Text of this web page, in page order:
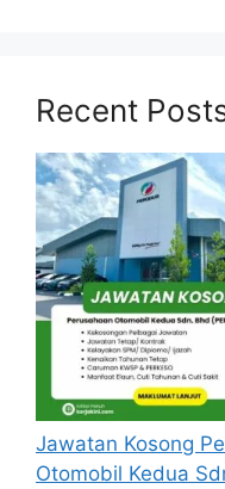
Assistant
Head Of
Division
State
Assistant
Operation
Special
Admin
Engineer,
Taxation
Senior
Recent
Jawatan Kosong
Otomobil Kedua